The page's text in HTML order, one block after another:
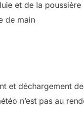
et de la poussière
de main
et déchargement
n’est pas au